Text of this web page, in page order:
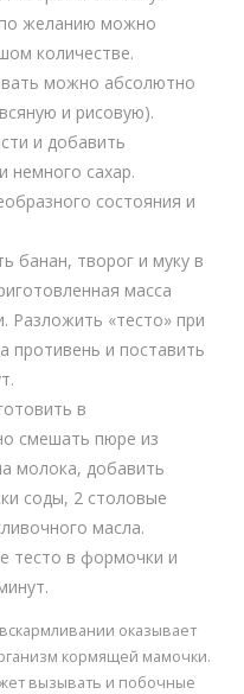
желанию можно
количестве.
можно абсолютно
и рисовую).
и добавить
немного сахар.
состояния и
банан, творог и муку в
масса
Разложить «тесто» при
и поставить
в
смешать пюре из
молока, добавить
соды, 2 столовые
масла.
тесто в формочки и
оказывает
кормящей мамочки.
вызывать и побочные